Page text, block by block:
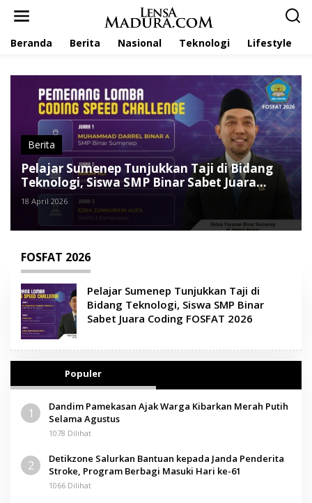
Beranda Berita Nasional Teknologi Lifestyle
Berita
Pelajar Sumenep Tunjukkan Taji di Bidang
Teknologi, Siswa SMP Binar Sabet Juara
Coding FOSFAT 2026
18 April 2026
FOSFAT 2026
Pelajar Sumenep Tunjukkan Taji di
Bidang Teknologi, Siswa SMP Binar
Sabet Juara Coding FOSFAT 2026
Populer
1
Dandim Pamekasan Ajak Warga Kibarkan Merah Putih
Selama Agustus
1078 Dilihat
2
Detikzone Salurkan Bantuan kepada Janda Penderita
Stroke, Program Berbagi Masuki Hari ke-61
1066 Dilihat